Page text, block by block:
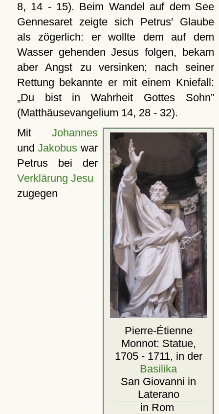
8, 14 - 15). Beim Wandel auf dem See
Gennesaret zeigte sich Petrus' Glaube
als zögerlich: er wollte dem auf dem
Wasser gehenden Jesus folgen, bekam
aber Angst zu versinken; nach seiner
Rettung bekannte er mit einem Kniefall:
Du bist in Wahrheit Gottes Sohn
(Matthäusevangelium 14, 28 - 32).
Pierre-Étienne
Monnot: Statue,
1705 - 1711, in der
Basilika
San Giovanni in
Laterano
in Rom
Mit Johannes
undJakobus war
Petrus bei der
Verklärung Jesu
zugegen